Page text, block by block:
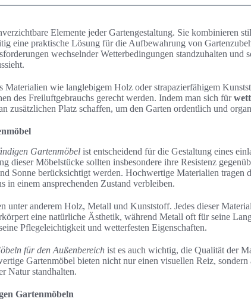
Elemente jeder Gartengestaltung. Sie kombinieren
eine praktische Lösung für die Aufbewahrung von
wechselnder Wetterbedingungen standzuhalten und
Materialien wie langlebigem Holz oder strapazierfähigem
des Freiluftgebrauchs gerecht werden. Indem man sich für
zusätzlichen Platz schaffen, um den Garten ordentlich und
Gartenmöbel ist entscheidend für die Gestaltung eines
dieser Möbelstücke sollten insbesondere ihre Resistenz
Sonne berücksichtigt werden. Hochwertige Materialien tragen
in einem ansprechenden Zustand verbleiben.
unter anderem Holz, Metall und Kunststoff. Jedes dieser
eine natürliche Ästhetik, während Metall oft für seine
Pflegeleichtigkeit und wetterfesten Eigenschaften.
für den Außenbereich ist es auch wichtig, die Qualität der
Gartenmöbel bieten nicht nur einen visuellen Reiz, sondern
Natur standhalten.
Gartenmöbeln